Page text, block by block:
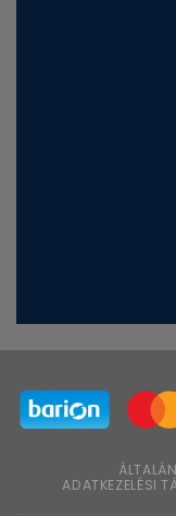
ADATKEZELÉSI